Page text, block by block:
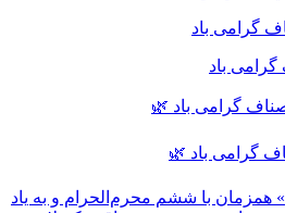
گرامی باد
گرامی باد 🌿